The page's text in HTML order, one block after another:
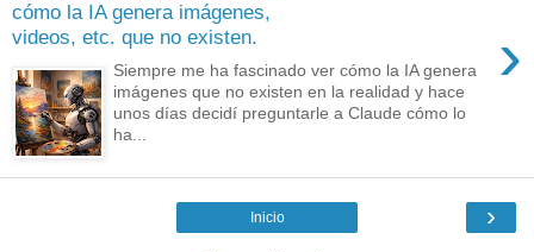
cómo la IA genera imágenes,
videos, etc. que no existen.
›
Siempre me ha fascinado ver cómo la IA genera
imágenes que no existen en la realidad y hace
unos días decidí preguntarle a Claude cómo lo
ha...
›
Inicio